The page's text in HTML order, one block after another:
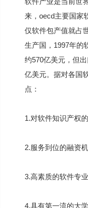
来，oecd主要国家
仅软件包产值就占
生产国，1997年的
约570亿美元，但
亿美元。据对各国
点：
1.对软件知识产权
2.服务到位的融资
3.高素质的软件专
4.具有第一流的大